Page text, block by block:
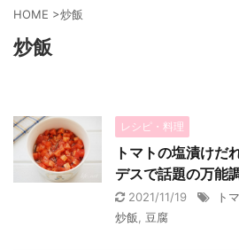
HOME >炒飯
炒飯
レシピ・料理
トマトの塩漬けだ
デスで話題の万能
2021/11/19 ト
炒飯
豆腐